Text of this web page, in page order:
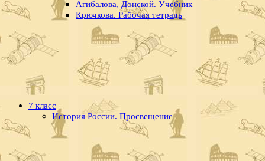
Агибалова, Донской. Учебник
Крючкова. Рабочая тетрадь
7 класс
История России. Просвещение